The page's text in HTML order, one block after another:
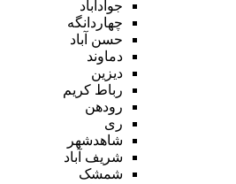
جوادآباد
چهاردانگه
حسن آباد
دماوند
دیزین
رباط کریم
رودهن
ری
شاهدشهر
شریف آباد
شمشک